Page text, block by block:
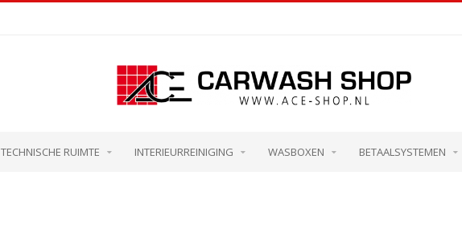
TECHNISCHE RUIMTE INTERIEURREINIGING WASBOXEN BETAALSYSTEMEN